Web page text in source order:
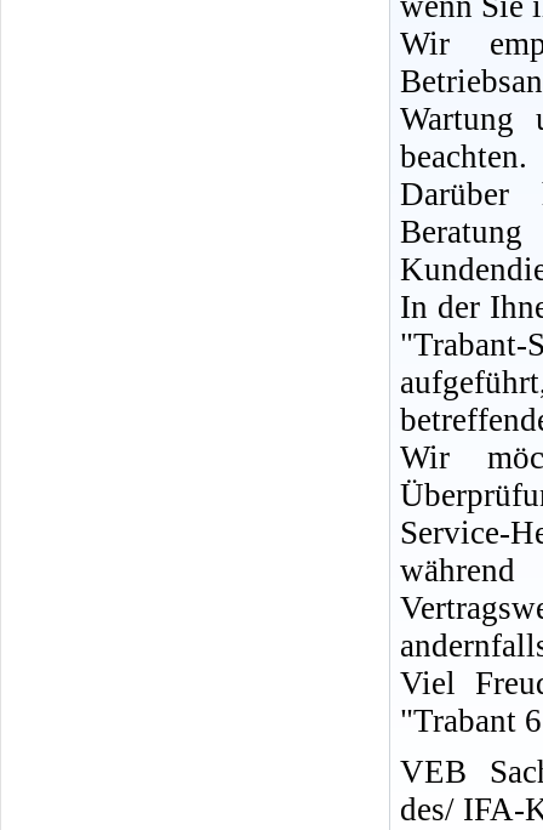
Wir
Wartung
beachten.
Darüber
In der
Wir
Service-
Viel
"Trabant
VEB
des/ IFA-